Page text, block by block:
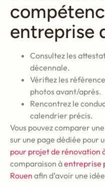
entreprise
Consultez les
décennale.
Vérifiez les
photos avant/après.
Rencontrez le
calendrier précis.
Vous pouvez comparer
sur une page dédiée pour
pour projet de rénovation
comparaison àentreprise
Rouen afin d’avoir une